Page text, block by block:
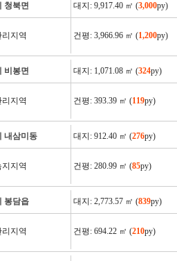
청북면 대지: 9,917.40 ㎡ (3,000py)
지역 건평: 3,966.96 ㎡ (1,200py)
비봉면 대지: 1,071.08 ㎡ (324py)
지역 건평: 393.39 ㎡ (119py)
내삼미동 대지: 912.40 ㎡ (276py)
지역 건평: 280.99 ㎡ (85py)
봉담읍 대지: 2,773.57 ㎡ (839py)
지역 건평: 694.22 ㎡ (210py)